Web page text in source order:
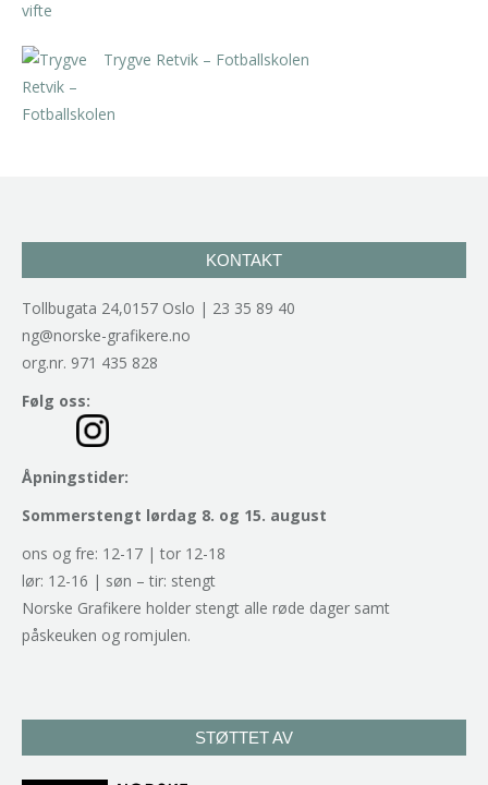
Trygve Retvik – Fotballskolen
KONTAKT
Tollbugata 24,0157 Oslo | 23 35 89 40
ng@norske-grafikere.no
org.nr. 971 435 828
Følg oss:
Åpningstider:
Sommerstengt lørdag 8. og 15. august
ons og fre: 12-17 | tor 12-18
lør: 12-16 | søn – tir: stengt
Norske Grafikere holder stengt alle røde dager samt
påskeuken og romjulen.
STØTTET AV